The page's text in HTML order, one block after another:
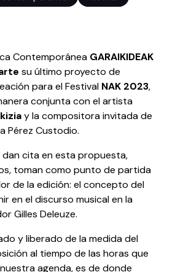
Cerrar
Contemporánea GARAIKIDEAK
su último proyecto de
para el Festival NAK 2023,
conjunta con el artista
y la compositora invitada de
Pérez Custodio.
dan cita en esta propuesta,
toman como punto de partida
de la edición: el concepto del
en el discurso musical en la
Gilles Deleuze.
y liberado de la medida del
al tiempo de las horas que
agenda, es de donde